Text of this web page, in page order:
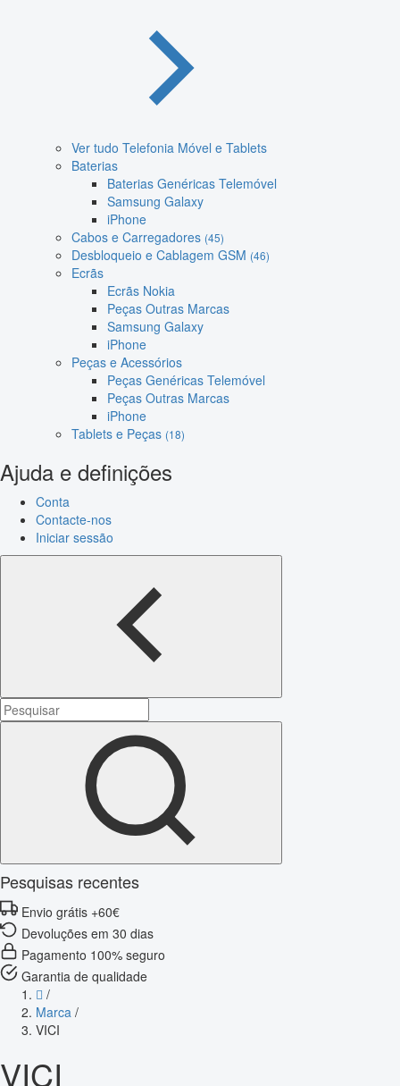
Ver tudo Telefonia Móvel e Tablets
Baterias
Baterias Genéricas Telemóvel
Samsung Galaxy
iPhone
Cabos e Carregadores (45)
Desbloqueio e Cablagem GSM (46)
Ecrãs
Ecrãs Nokia
Peças Outras Marcas
Samsung Galaxy
iPhone
Peças e Acessórios
Peças Genéricas Telemóvel
Peças Outras Marcas
iPhone
Tablets e Peças (18)
Ajuda e definições
Conta
Contacte-nos
Iniciar sessão
Pesquisas recentes
Envio grátis +60€
Devoluções em 30 dias
Pagamento 100% seguro
Garantia de qualidade
/
Marca /
VICI
VICI